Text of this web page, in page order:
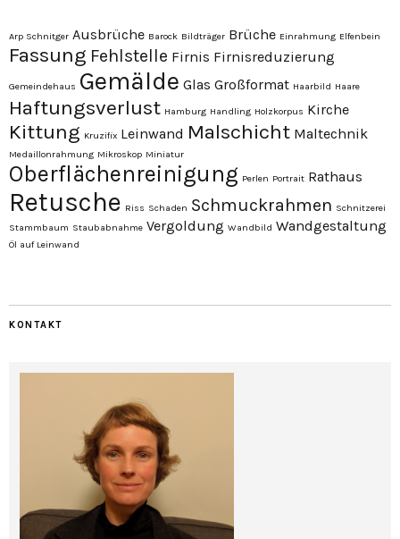
Arp Schnitger Ausbrüche Barock Bildträger Brüche Einrahmung Elfenbein
Fassung Fehlstelle Firnis Firnisreduzierung
Gemeindehaus Gemälde Glas Großformat Haarbild Haare
Haftungsverlust Hamburg Handling Holzkorpus Kirche
Kittung Kruzifix Leinwand Malschicht Maltechnik
Medaillonrahmung Mikroskop Miniatur
Oberflächenreinigung Perlen Portrait Rathaus
Retusche Riss Schaden Schmuckrahmen Schnitzerei
Stammbaum Staubabnahme Vergoldung Wandbild Wandgestaltung
Öl auf Leinwand
KONTAKT